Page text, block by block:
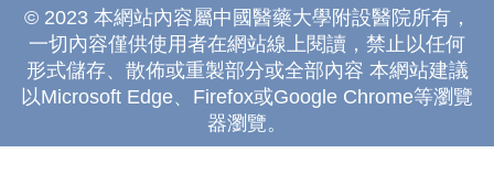
© 2023 本網站內容屬中國醫藥大學附設醫院所有，
一切內容僅供使用者在網站線上閱讀，禁止以任何
形式儲存、散佈或重製部分或全部內容 本網站建議
以Microsoft Edge、Firefox或Google Chrome等瀏覽
器瀏覽。